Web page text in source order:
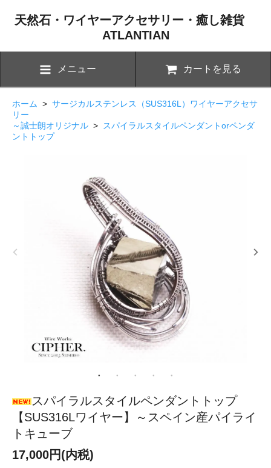
天然石・ワイヤーアクセサリー・癒し雑貨
ATLANTIAN
メニュー カートを見る
ホーム > サージカルステンレス（SUS316L）ワイヤーアクセサ
リー
～誠士朗オリジナル >
スパイラルスタイルペンダントorペンダ
ントトップ
スパイラルスタイルペンダントトップ
【SUS316Lワイヤー】～スペイン産パイライ
トキューブ
17,000円(内税)